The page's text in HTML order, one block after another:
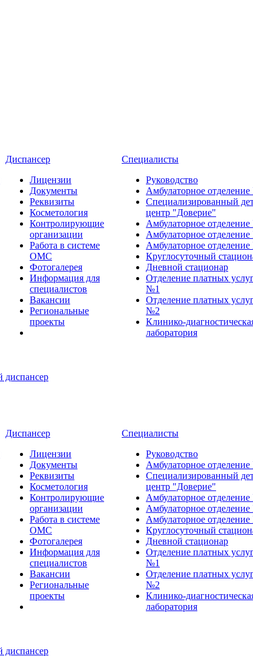
Диспансер
Лицензии
Документы
Реквизиты
Косметология
Контролирующие
организации
Работа в системе
ОМС
Фотогалерея
Информация для
специалистов
Вакансии
Региональные
проекты
Специалисты
Руководство
Амбулаторное
Специализированный
центр "Доверие"
Амбулаторное
Амбулаторное
Амбулаторное
Круглосуточный
Дневной стационар
Отделение платных
№1
Отделение платных
№2
Клинико-
лаборатория
Диспансер
Лицензии
Документы
Реквизиты
Косметология
Контролирующие
организации
Работа в системе
ОМС
Фотогалерея
Информация для
специалистов
Вакансии
Региональные
проекты
Специалисты
Руководство
Амбулаторное
Специализированный
центр "Доверие"
Амбулаторное
Амбулаторное
Амбулаторное
Круглосуточный
Дневной стационар
Отделение платных
№1
Отделение платных
№2
Клинико-
лаборатория